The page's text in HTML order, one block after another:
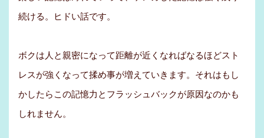
続ける。ヒドい話です。
ボクは人と親密になって距離が近くなればなるほどスト
レスが強くなって揉め事が増えていきます。それはもし
かしたらこの記憶力とフラッシュバックが原因なのかも
しれません。